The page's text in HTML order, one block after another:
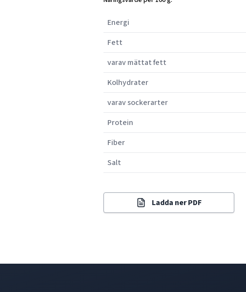
Energi
Fett
varav mättat fett
Kolhydrater
varav sockerarter
Protein
Fiber
Salt
Ladda ner PDF